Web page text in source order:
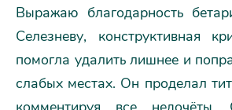
Выражаю благодарность
Селезневу, конструктивная
помогла удалить лишнее и
слабых местах. Он проделал